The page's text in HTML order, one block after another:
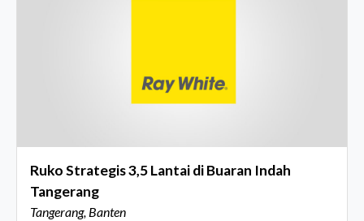
Ruko Strategis 3,5 Lantai di Buaran Indah
Tangerang
Tangerang, Banten